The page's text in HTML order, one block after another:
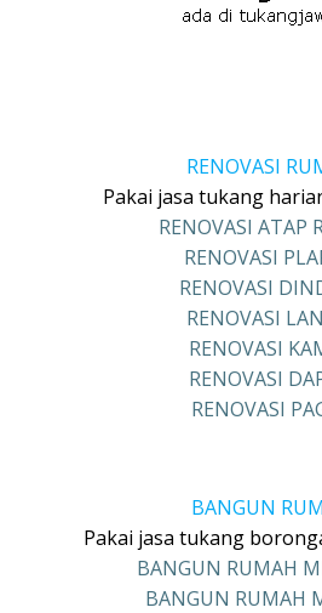
RENOVASI
Pakai jasa tukang
RENOVASI ATAP
RENOVASI
RENOVASI
RENOVASI
RENOVASI
RENOVASI
RENOVASI
BANGUN
Pakai jasa tukang
BANGUN RUMAH
BANGUN RUMAH